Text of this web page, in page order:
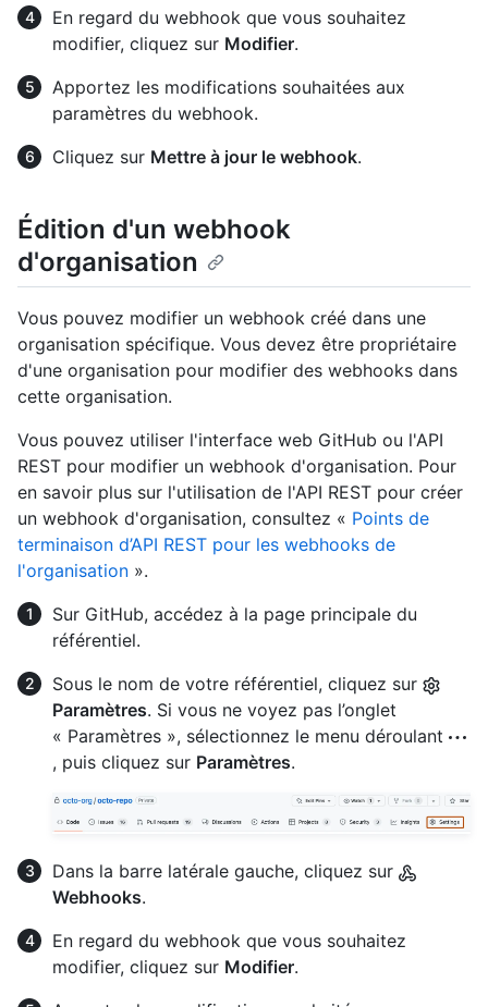
En regard du webhook que vous souhaitez
modifier, cliquez sur Modifier.
Apportez les modifications souhaitées aux
paramètres du webhook.
Cliquez sur Mettre à jour le webhook.
Édition d'un webhook
d'organisation
Vous pouvez modifier un webhook créé dans une
organisation spécifique. Vous devez être propriétaire
d'une organisation pour modifier des webhooks dans
cette organisation.
Vous pouvez utiliser l'interface web GitHub ou l'API
REST pour modifier un webhook d'organisation. Pour
en savoir plus sur l'utilisation de l'API REST pour créer
un webhook d'organisation, consultez « Points de
terminaison d’API REST pour les webhooks de
l'organisation ».
Sur GitHub, accédez à la page principale du
référentiel.
Sous le nom de votre référentiel, cliquez sur
Paramètres. Si vous ne voyez pas l’onglet
« Paramètres », sélectionnez le menu déroulant
, puis cliquez sur Paramètres.
Dans la barre latérale gauche, cliquez sur
Webhooks.
En regard du webhook que vous souhaitez
modifier, cliquez sur Modifier.